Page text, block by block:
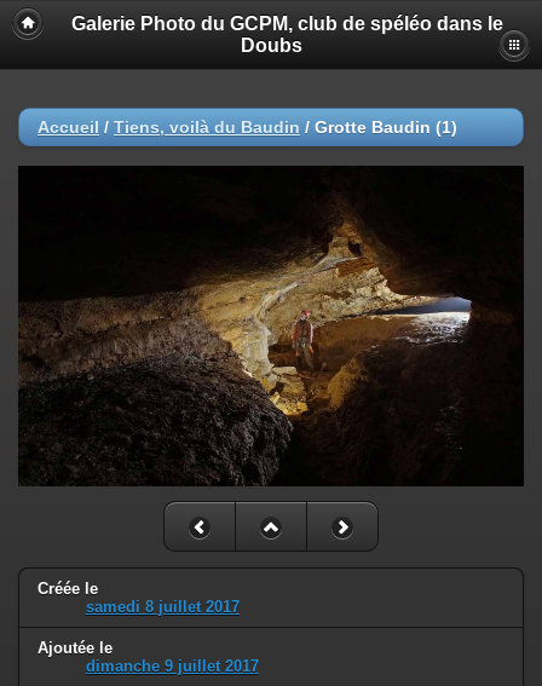
Galerie Photo du GCPM, club de spéléo dans le
Doubs
Accueil / Tiens, voilà du Baudin / Grotte Baudin (1)
Créée le
samedi 8 juillet 2017
Ajoutée le
dimanche 9 juillet 2017